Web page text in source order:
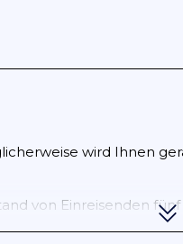
wird Ihnen
von Einreisenden
14 Tage lang